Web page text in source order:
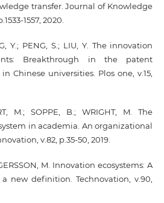
transfer. Journal of Knowledge
1557, 2020.
Y.; PENG, S.; LIU, Y. The innovation
Breakthrough in the patent
Chinese universities. Plos one, v.15,
M.; SOPPE, B.; WRIGHT, M. The
in academia. An organizational
v.82, p.35-50, 2019.
M. Innovation ecosystems: A
new definition. Technovation, v.90,